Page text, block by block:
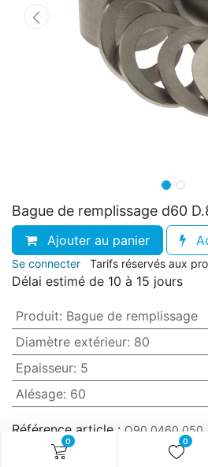
0 0
Bague de remplissage d60
Ajouter au panier
Se connecter Tarifs réservés aux
Délai estimé de 10 à 15 jours
Produit: Bague de remplissage
Diamètre extérieur: 80
Epaisseur: 5
Alésage: 60
Référence article : O90.0460.050